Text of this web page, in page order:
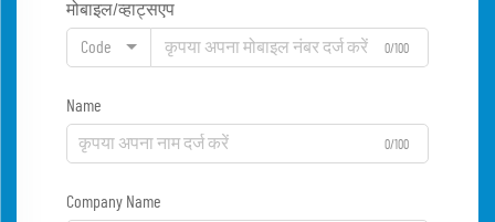
मोबाइल/व्हाट्सएप
Code 0/100
Name
0/100
Company Name